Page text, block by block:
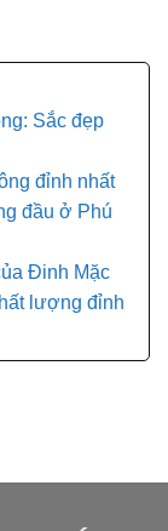
Sắc đẹp
đỉnh nhất
đầu ở Phú
Đinh Mặc
lượng đỉnh